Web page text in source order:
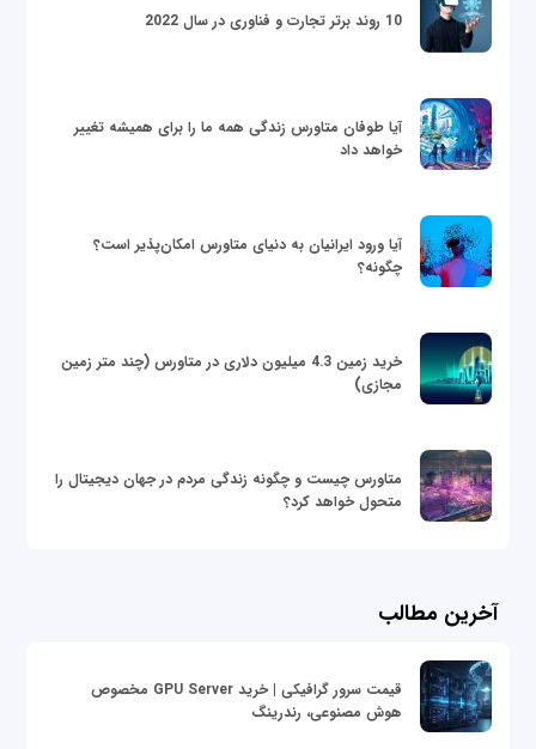
10 روند برتر تجارت و فناوری در سال 2022
آیا طوفان متاورس زندگی همه ما را برای همیشه تغییر
خواهد داد
آیا ورود ایرانیان به دنیای متاورس امکان‌پذیر است؟
چگونه؟
خرید زمین 4.3 میلیون دلاری در متاورس (چند متر زمین
مجازی)
متاورس چیست و چگونه زندگی مردم در جهان دیجیتال را
متحول خواهد کرد؟
آخرین مطالب
قیمت سرور گرافیکی | خرید GPU Server مخصوص
هوش مصنوعی، رندرینگ